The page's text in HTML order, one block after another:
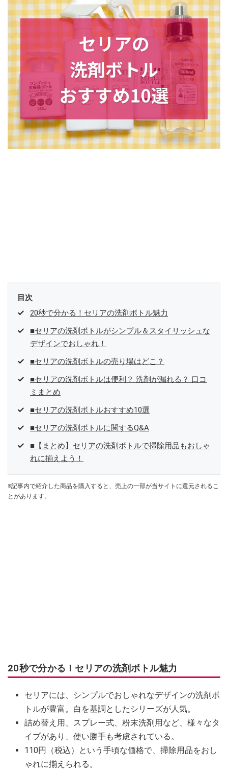
目次
20秒で分かる！セリアの洗剤ボトル魅力
■セリアの洗剤ボトルがシンプル＆スタイリッシュな
デザインでおしゃれ！
■セリアの洗剤ボトルの売り場はどこ？
■セリアの洗剤ボトルは便利？ 洗剤が漏れる？ 口コ
ミまとめ
■セリアの洗剤ボトルおすすめ10選
■セリアの洗剤ボトルに関するQ&A
■【まとめ】セリアの洗剤ボトルで掃除用品もおしゃ
れに揃えよう！
※記事内で紹介した商品を購入すると、売上の一部が当サイトに還元されるこ
とがあります。
20秒で分かる！セリアの洗剤ボトル魅力
セリアには、シンプルでおしゃれなデザインの洗剤ボ
トルが豊富。白を基調としたシリーズが人気。
詰め替え用、スプレー式、粉末洗剤用など、様々なタ
イプがあり、使い勝手も考慮されている。
110円（税込）という手頃な価格で、掃除用品をおし
ゃれに揃えられる。